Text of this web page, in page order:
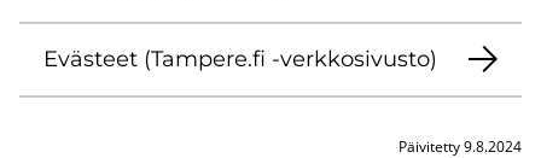
Eväs­teet (Tam­pe­re.fi -​verkkosivusto)
Päivitetty 9.8.2024